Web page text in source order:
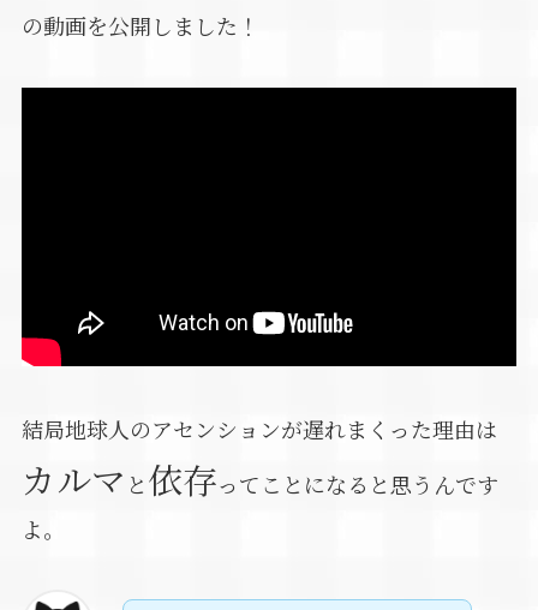
の動画を公開しました！
結局地球人のアセンションが遅れまくった理由は
カルマ と依存ってことになると思うんです
よ。